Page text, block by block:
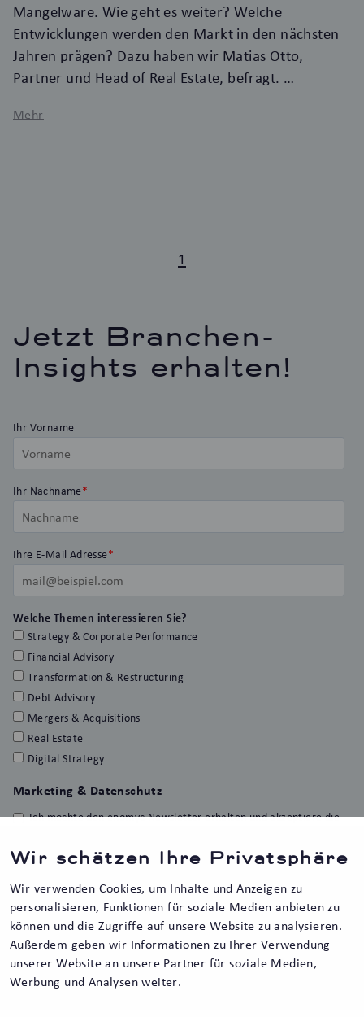
Wir schätzen Ihre Privatsphäre
Wir verwenden Cookies, um Inhalte und Anzeigen zu
personalisieren, Funktionen für soziale Medien anbieten zu
können und die Zugriffe auf unsere Website zu analysieren.
Außerdem geben wir Informationen zu Ihrer Verwendung
unserer Website an unsere Partner für soziale Medien,
Werbung und Analysen weiter.
Mangelware. Wie geht es weiter? Welche
Entwicklungen werden den Markt in den nächsten
Jahren prägen? Dazu haben wir Matias Otto,
Partner und Head of Real Estate, befragt.
Mehr
1
Jetzt Branchen-
Insights erhalten!
Ihr Vorname
Ihr Nachname*
Ihre E-Mail Adresse*
Welche Themen interessieren Sie?
Strategy & Corporate Performance
Financial Advisory
Transformation & Restructuring
Debt Advisory
Mergers & Acquisitions
Real Estate
Digital Strategy
Marketing & Datenschutz
Ich möchte den enomyc Newsletter erhalten und akzeptiere die
Sie können den Newsletter jederzeit über den Abbestellen-
Link in der Fußzeile jeder E-Mail oder per Mail an
kontakt@enomyc.com abbestellen. Unsere
Datenschutzbestimmungenkönnen Sie hier lesen.